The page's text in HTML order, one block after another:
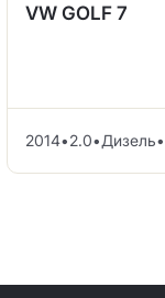
VW GOLF 7
2014•2.0•Дизель•